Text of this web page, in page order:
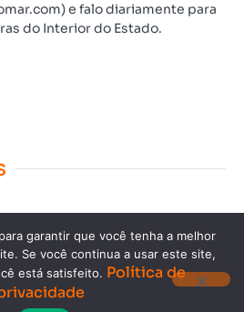
e falo diariamente para
do Interior do Estado.
garantir que você tenha a melhor
Se você continua a usar este site,
está satisfeito. Política de